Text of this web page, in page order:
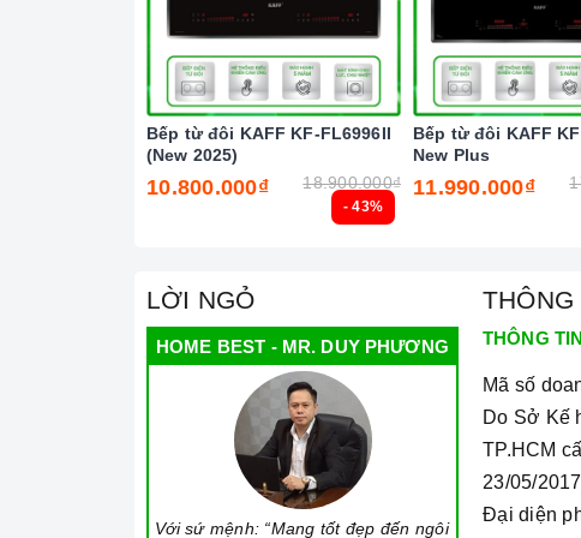
Chức năng Cảm biến chống tràn:Nếu nước hoặc
bíp và tự động tắt để đảm bảo an toàn cho người
Chức năng Cảnh báo dư nhiệt:Bếp cảnh báo
năng rủi ro bị bỏng.
Chức năng Từ động ngắt:Khi bạn đun nấu trong
hiểu là bạn đã bỏ quên nồi thức ăn trên bếp. Bếp
- 43%
Bếp từ đôi KAFF KF-FL6996II
(New 2025)
10.800.000₫ 18.900.000₫
Bếp từ đôi KAFF
New Plus
11.990.000₫
LỜI NGỎ
HOME BEST - MR. DUY PHƯƠNG
Với sứ mệnh: “Mang tốt đẹp đến ngôi
THÔNG
THÔNG
Mã số
Do Sở Kế
TP.HCM
23/05/2017
Đại diện